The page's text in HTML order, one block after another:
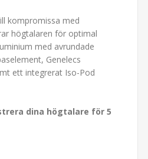
kompromissa med
högtalaren för optimal
med avrundade
Genelecs
ett integrerat Iso-Pod
dina högtalare för 5